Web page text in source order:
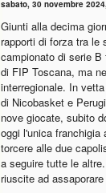
sabato, 30 novembre
Giunti alla decima
rapporti di forza tra le
campionato di serie
di FIP Toscana, ma
interregionale. In
di Nicobasket e
nove giocate, subito
oggi l'unica franchigia
torcere alle due
a seguire tutte le
riuscite ad